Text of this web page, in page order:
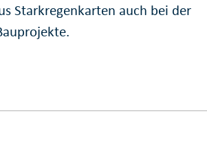
Starkregenkarten auch bei der